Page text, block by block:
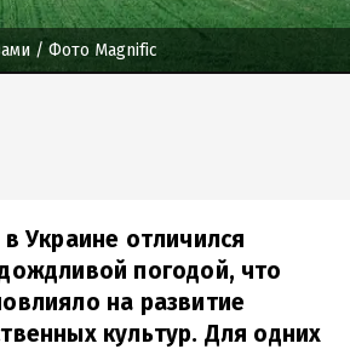
/ Фото Magnific
Украине отличился
погодой, что
на развитие
культур. Для одних